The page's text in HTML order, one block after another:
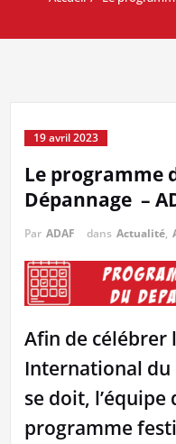
19 avril 2023
Le programme
Dépannage –
Par ADAF dans Actualité,
Afin de célébrer
International du
se doit, l’équipe
programme